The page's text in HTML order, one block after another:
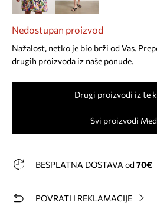
Nedostupan proizvod
Nažalost, netko je bio brži od Vas.
drugih proizvoda iz naše ponude.
Drugi proizvodi iz te
Svi proizvodi
BESPLATNA DOSTAVA od 70€
POVRATI I REKLAMACIJE